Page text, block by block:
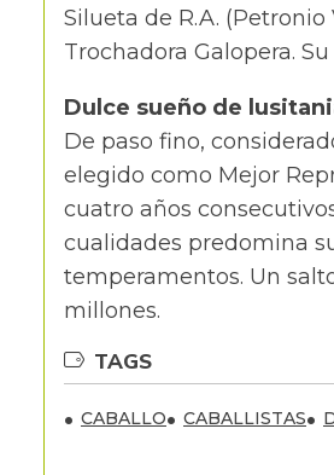
Silueta de R.A.
Trochadora Galopera.
Dulce sueño de
De paso fino,
elegido como Mejor
cuatro años
cualidades predomina
temperamentos. Un
millones.
TAGS
CABALLO CABALLISTAS